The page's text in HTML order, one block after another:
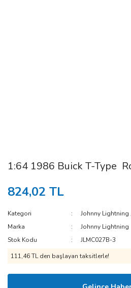
1:64 1986 Buick T-Type
824,02 TL
Kategori Johnny Lightning ,
Marka
Johnny Lightning
Stok Kodu
JLMC027B-3
111,46 TL den başlayan taksitlerle!